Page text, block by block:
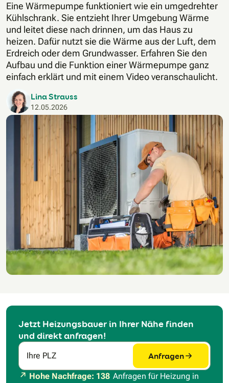
Eine Wärmepumpe funktioniert wie ein umgedrehter
Kühlschrank. Sie entzieht Ihrer Umgebung Wärme
und leitet diese nach drinnen, um das Haus zu
heizen. Dafür nutzt sie die Wärme aus der Luft, dem
Erdreich oder dem Grundwasser. Erfahren Sie den
Aufbau und die Funktion einer Wärmepumpe ganz
einfach erklärt und mit einem Video veranschaulicht.
Lina Strauss
12.05.2026
Jetzt Heizungsbauer in Ihrer Nähe finden
und direkt anfragen!
Ihre PLZ Anfragen
Hohe Nachfrage: 138 Anfragen für Heizung in